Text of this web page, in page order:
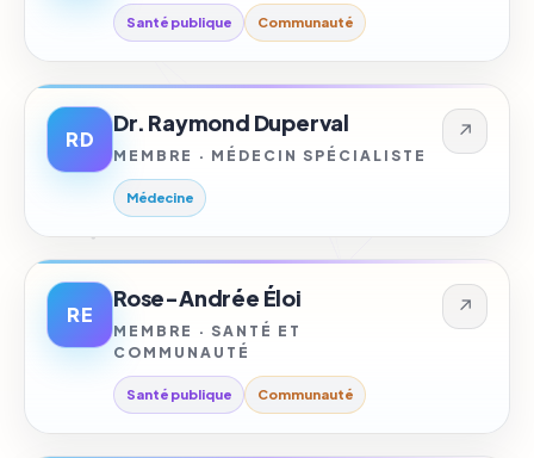
Santé publique Communauté
RD
Dr. Raymond Duperval
MEMBRE · MÉDECIN SPÉCIALISTE
Médecine
↗
RE
Rose-Andrée Éloi
MEMBRE · SANTÉ ET
COMMUNAUTÉ
Santé publique Communauté
↗